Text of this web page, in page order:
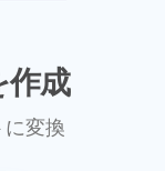
成
変換